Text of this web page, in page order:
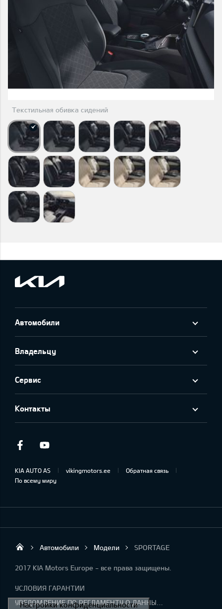
Текстильная обивка сидений
Автомобили
Владельцу
Сервис
Контакты
Facebook
KIA AUTO AS vikingmotors.ee
Обратная связь
По всему миру
Viking Motors - Kia продажа,
Автомобили Модели SPORTAGE
2017 KIA Motors Europe - все права защищены.
УСЛОВИЯ ГАРАНТИИ